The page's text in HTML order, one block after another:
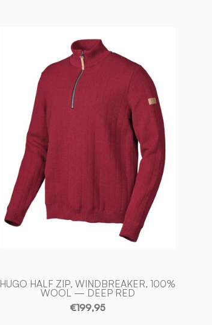
HALF
ZIP,
WINDBREAKER,
Sweden
HUGO HALF ZIP, WINDBREAKER, 100%
WOOL — DEEP RED
€199,95